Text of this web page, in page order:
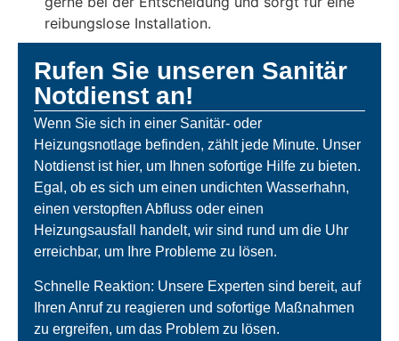
reibungslose Installation.
Rufen Sie unseren Sanitär
Notdienst an!
Wenn Sie sich in einer Sanitär- oder
Heizungsnotlage befinden, zählt jede Minute. Unser
Notdienst ist hier, um Ihnen sofortige Hilfe zu bieten.
Egal, ob es sich um einen undichten Wasserhahn,
einen verstopften Abfluss oder einen
Heizungsausfall handelt, wir sind rund um die Uhr
erreichbar, um Ihre Probleme zu lösen.
Schnelle Reaktion: Unsere Experten sind bereit, auf
Ihren Anruf zu reagieren und sofortige Maßnahmen
zu ergreifen, um das Problem zu lösen.